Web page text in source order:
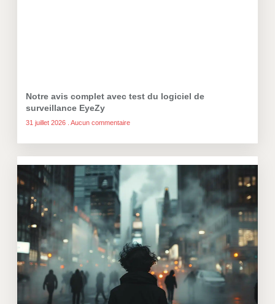
Notre avis complet avec test du logiciel de
surveillance EyeZy
31 juillet 2026 Aucun commentaire